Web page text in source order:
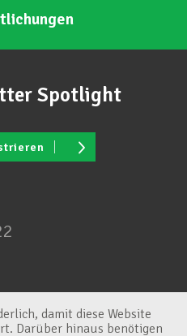
Spotlight
damit diese Website
Darüber hinaus benötigen